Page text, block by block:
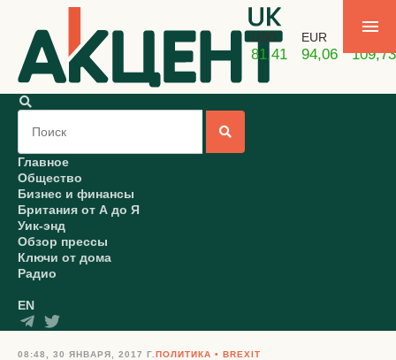
USD
81,41
EUR
94,06 109,73
Главное
Общество
Бизнес и финансы
Британия от А до Я
Уик-энд
Обзор прессы
Ключи от дома
Радио
EN
08:48, 30 ЯНВАРЯ, 2017 Г. ПОЛИТИКА BREXIT